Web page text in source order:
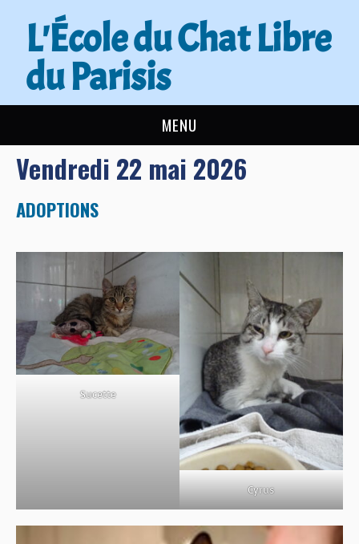
L'École du Chat Libre
du Parisis
MENU
L’ÉCOLE DU CHAT
ACTUALITÉS
ADOPTER
NOUS AIDER
CONTACT
BOUTIQUE
Vendredi 22 mai 2026
ADOPTIONS
Sucette
Cyrus